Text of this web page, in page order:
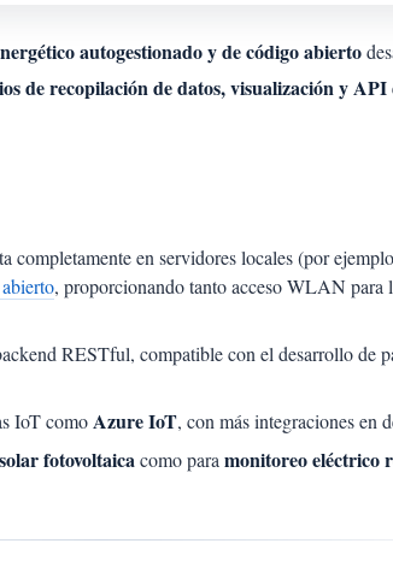
autogestionado y de código abierto
de recopilación de datos, visualización y API
completamente en servidores locales (por
, proporcionando tanto acceso WLAN
RESTful, compatible con el desarrollo de
IoT como Azure IoT, con más integraciones en
solar fotovoltaica como para monitoreo eléctrico